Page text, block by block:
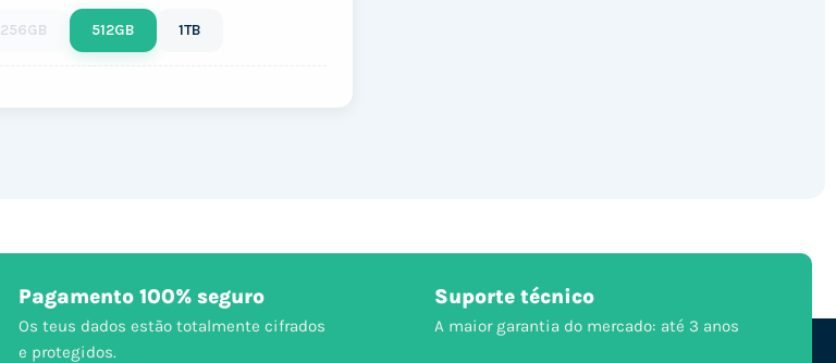
256GB 512GB 1TB
Pagamento 100% seguro
Os teus dados estão totalmente cifrados
e protegidos.
Suporte técnico
A maior garantia do mercado: até 3 anos